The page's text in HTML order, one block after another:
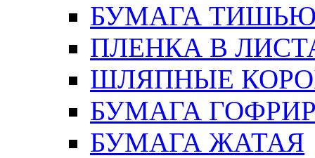
БУМАГА
ПЛЕНКА В
ШЛЯПНЫЕ
БУМАГА
БУМАГА ЖАТАЯ